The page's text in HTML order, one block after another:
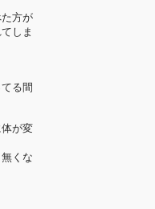
方が
しま
る間
が変
くな